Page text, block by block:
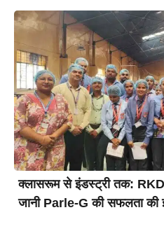
क्लासरूम से इंडस्ट्री तक:
जानी Parle-G की सफलता की